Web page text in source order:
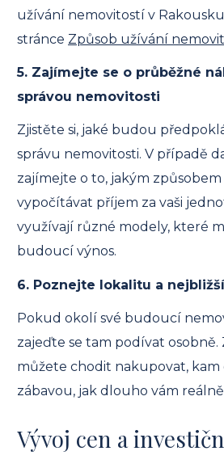
užívání nemovitostí v
stránce Způsob užívání
5. Zajímejte se o průběžné
správou nemovitosti
Zjistěte si, jaké budou
správu nemovitosti. V případě
zajímejte o to, jakým
vypočítávat příjem za vaši
využívají různé modely, které
budoucí výnos.
6. Poznejte lokalitu a
Pokud okolí své budoucí
zajeďte se tam podívat osobně.
můžete chodit nakupovat, kam
zábavou, jak dlouho vám
Vývoj cen a